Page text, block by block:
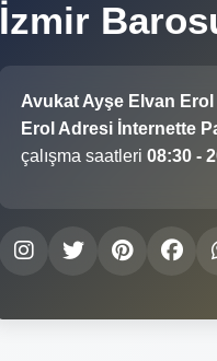
İzmir
Avukat Ayşe Elvan
Erol Adresi İnternette
çalışma saatleri 08:30 -